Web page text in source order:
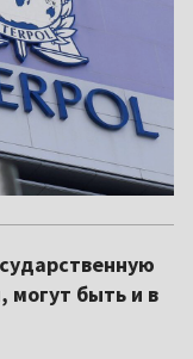
могут быть и в